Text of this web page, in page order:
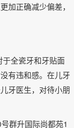
加正确减少偏差，
全瓷牙和牙贴面
有违和感。在儿牙
牙医生，对待小朋
群升国际尚都苑1